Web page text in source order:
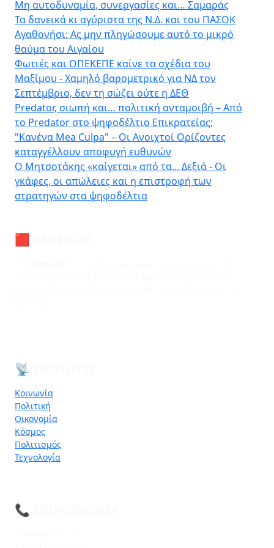
Μη αυτοδυναμία, συνεργασίες και… Σαμαράς
Τα δανεικά κι αγύριστα της Ν.Δ. και του ΠΑΣΟΚ
Αγαθονήσι: Ας μην πληγώσουμε αυτό το μικρό
θαύμα του Αιγαίου
Φωτιές και ΟΠΕΚΕΠΕ καίνε τα σχέδια του
Μαξίμου - Χαμηλό βαρομετρικό για ΝΔ τον
Σεπτέμβριο, δεν τη σώζει ούτε η ΔΕΘ
Predator, σιωπή και… πολιτική ανταμοιβή – Από
το Predator στο ψηφοδέλτιο Επικρατείας;
"Κανένα Mea Culpa" – Οι Ανοιχτοί Ορίζοντες
καταγγέλλουν αποφυγή ευθυνών
Ο Μητσοτάκης «καίγεται» από τα... Δεξιά - Οι
γκάφες, οι απώλειες και η επιστροφή των
στρατηγών στα ψηφοδέλτια
🟥 AEGEO.GR
📡 ΕΝΌΤΗΤΕΣ
Κοινωνία
Πολιτική
Οικονομία
Κόσμος
Πολιτισμός
Τεχνολογία
📞 ΕΠΙΚΟΙΝΩΝΊΑ